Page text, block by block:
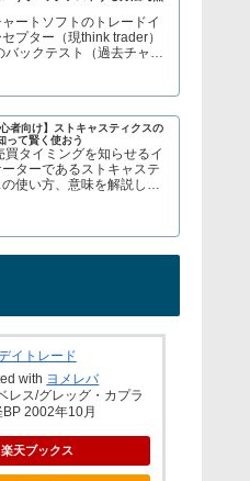
ートソフトのトレードイ
プター（現think trader）
バックテスト（過去チャー
トレードについてブログ
してます→ twitter、t...
心者向け】ストキャスティクスの
って賢く使おう
買タイミングを知らせるイ
ターであるストキャステ
の使い方、意味を解説して
イトレード
with ヨメレバ
レス/グレッグ・カプラ
BP 2002年10月
楽天ブックス